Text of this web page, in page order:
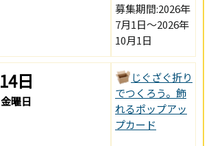
募集期間:2026年
7月1日～2026年
10月1日
14日
金曜日
じぐざぐ折り
でつくろう。飾
れるポップアッ
プカード